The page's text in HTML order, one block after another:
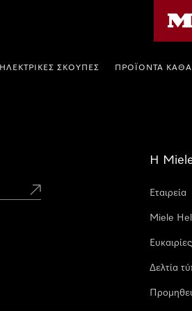
ΗΛΕΚΤΡΙΚΈΣ ΣΚΟΎΠΕΣ ΠΡΟΪΌΝΤΑ
Η
Εταιρεία
Miele
Δελτία